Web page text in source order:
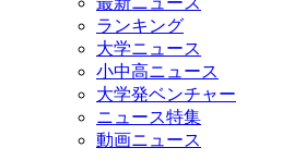
ランキング
大学ニュース
小中高ニュース
大学発ベンチャー
ニュース特集
動画ニュース